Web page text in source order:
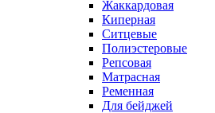
Жаккардовая
Киперная
Ситцевые
Полиэстеровые
Репсовая
Матрасная
Ременная
Для бейджей